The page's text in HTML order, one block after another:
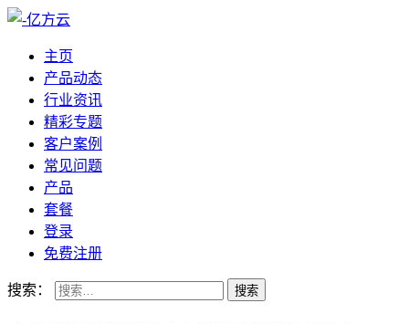
主页
产品动态
行业资讯
精彩专题
客户案例
常见问题
产品
套餐
登录
免费注册
搜索：